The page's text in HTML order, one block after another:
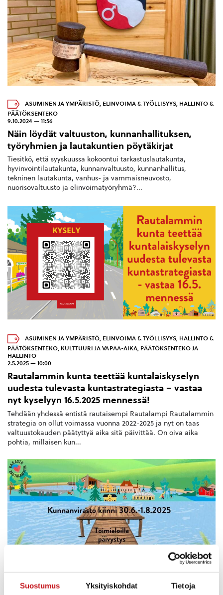
Suostumus Yksityiskohdat Tietoja
ASUMINEN JA YMPÄRISTÖ ELINVOIMA & TYÖLLISYYS HALLINTO &
PÄÄTÖKSENTEKO
9.10.2024 — 11:56
Näin löydät valtuuston, kunnanhallituksen,
työryhmien ja lautakuntien pöytäkirjat
Tiesitkö, että syyskuussa kokoontui tarkastuslautakunta,
hyvinvointilautakunta, kunnanvaltuusto, kunnanhallitus,
tekninen lautakunta, vanhus- ja vammaisneuvosto,
nuorisovaltuusto ja elinvoimatyöryhmä?...
ASUMINEN JA YMPÄRISTÖ, ELINVOIMA & TYÖLLISYYS, HALLINTO &
PÄÄTÖKSENTEKO, KULTTUURI JA VAPAA-AIKA, PÄÄTÖKSENTEKO JA
HALLINTO
2.5.2025 — 10:00
Rautalammin kunta teettää kuntalaiskyselyn
uudesta tulevasta kuntastrategiasta – vastaa
nyt kyselyyn 16.5.2025 mennessä!
Tehdään yhdessä entistä rautaisempi Rautalampi Rautalammin
strategia on ollut voimassa vuonna 2022-2025 ja nyt on taas
valtuustokauden päätyttyä aika sitä päivittää. On oiva aika
pohtia, millaisen kun...
25.6.2025 — 10:30